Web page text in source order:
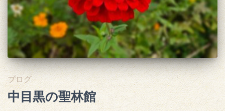
ブログ
中目黒の聖林館